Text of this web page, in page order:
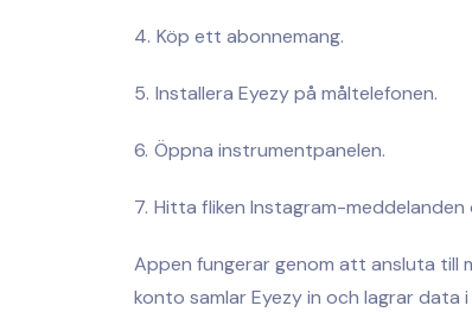
Köp ett abonnemang.
Installera Eyezy på måltelefonen.
Öppna instrumentpanelen.
Hitta fliken Instagram-
Appen fungerar genom att ansluta till
konto samlar Eyezy in och lagrar data